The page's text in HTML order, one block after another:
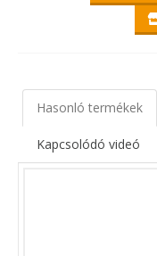
Hasonló termékek
Kapcsolódó videó